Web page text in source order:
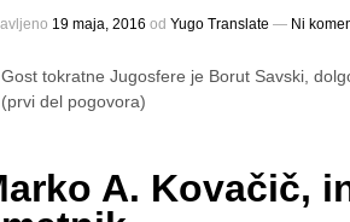
19 maja, 2016 оd Yugo Translate — Ni
Gost tokratne Jugosfere je Borut Savski,
(prvi del pogovora)
A. Kovačič,